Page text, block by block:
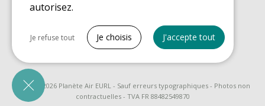
GUIDE D'ACHAT PIÈCES DE RECHANGE
© 2008 - 2026 Planète Air EURL - Sauf erreurs typographiques - Photos non
contractuelles - TVA FR 88482549870
autorisez.
Cookies nécessaires
Nécessaire au fonctionnement du site
Je refuse tout Je choisis J'accepte tout